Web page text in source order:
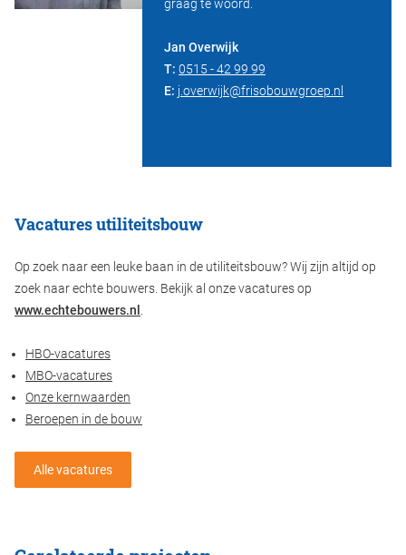
graag te woord.
Jan Overwijk
T: 0515 - 42 99 99
E: j.overwijk@frisobouwgroep.nl
Vacatures utiliteitsbouw
Op zoek naar een leuke baan in de utiliteitsbouw? Wij zijn altijd op
zoek naar echte bouwers. Bekijk al onze vacatures op
www.echtebouwers.nl
HBO-vacatures
MBO-vacatures
Onze kernwaarden
Beroepen in de bouw
Alle vacatures